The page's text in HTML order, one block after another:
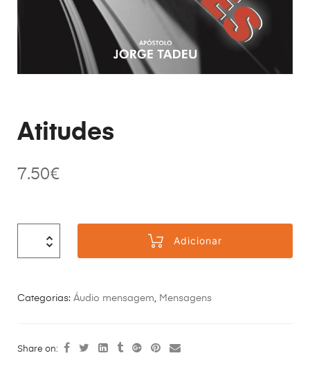
Atitudes
7.50€
Adicionar
Categorias: Áudio mensagem, Mensagens
Share on: